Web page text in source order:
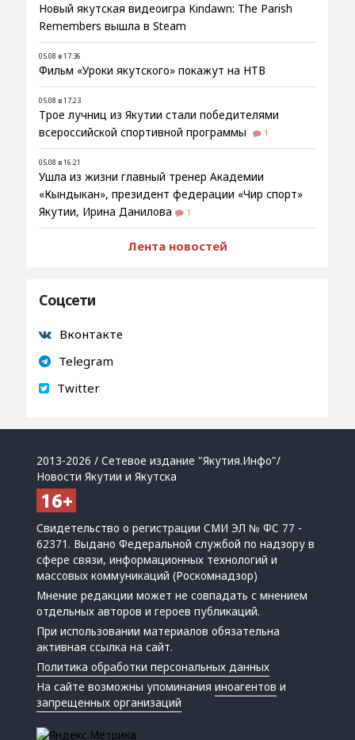
Новый якутская видеоигра Kindawn: The Parish
Remembers вышла в Steam
05.08 в 17:36
Фильм «Уроки якутского» покажут на НТВ
05.08 в 17:23
Трое лучниц из Якутии стали победителями
всероссийской спортивной программы
1
05.08 в 16:21
Ушла из жизни главный тренер Академии
«Кындыкан», президент федерации «Чир спорт»
Якутии, Ирина Данилова
1
Лента новостей
Соцсети
Вконтакте
Telegram
Twitter
2013-2026 / Сетевое издание "Якутия.Инфо"/
Новости Якутии и Якутска
Свидетельство о регистрации СМИ ЭЛ № ФС 77 -
62371. Выдано Федеральной службой по надзору в
сфере связи, информационных технологий и
массовых коммуникаций (Роскомнадзор)
Мнение редакции может не совпадать с мнением
отдельных авторов и героев публикаций.
При использовании материалов обязательна
активная ссылка на сайт.
Политика обработки персональных данных
На сайте возможны упоминанияиноагентов и
запрещенных организаций